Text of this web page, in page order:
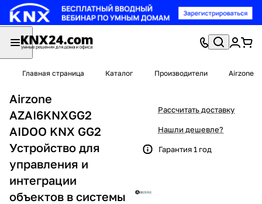
Главная страница Каталог Производители Airzone
Airzone
AZAI6KNXGG2
AIDOO KNX GG2
Устройство для
управления и
интеграции
объектов в системы
Рассчитать доставку
Нашли дешевле?
Гарантия 1 год